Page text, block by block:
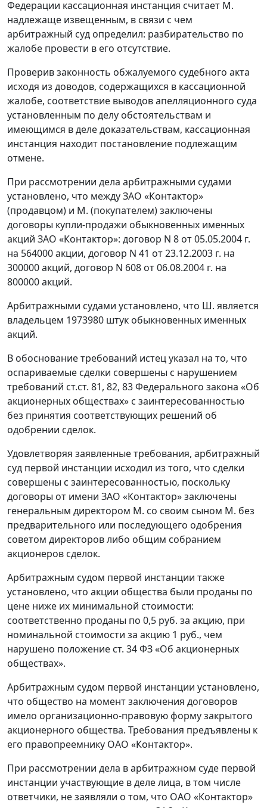
Федерации кассационная инстанция считает М.
надлежаще извещенным, в связи с чем
арбитражный суд определил: разбирательство по
жалобе провести в его отсутствие.
Проверив законность обжалуемого судебного акта
исходя из доводов, содержащихся в кассационной
жалобе, соответствие выводов апелляционного суда
установленным по делу обстоятельствам и
имеющимся в деле доказательствам, кассационная
инстанция находит постановление подлежащим
отмене.
При рассмотрении дела арбитражными судами
установлено, что между ЗАО «Контактор»
(продавцом) и М. (покупателем) заключены
договоры купли-продажи обыкновенных именных
акций ЗАО «Контактор»: договор N 8 от 05.05.2004 г.
на 564000 акции, договор N 41 от 23.12.2003 г. на
300000 акций, договор N 608 от 06.08.2004 г. на
800000 акций.
Арбитражными судами установлено, что Ш. является
владельцем 1973980 штук обыкновенных именных
акций.
В обоснование требований истец указал на то, что
оспариваемые сделки совершены с нарушением
требований ст.ст. 81, 82, 83 Федерального закона «Об
акционерных обществах» с заинтересованностью
без принятия соответствующих решений об
одобрении сделок.
Удовлетворяя заявленные требования, арбитражный
суд первой инстанции исходил из того, что сделки
совершены с заинтересованностью, поскольку
договоры от имени ЗАО «Контактор» заключены
генеральным директором М. со своим сыном М. без
предварительного или последующего одобрения
советом директоров либо общим собранием
акционеров сделок.
Арбитражным судом первой инстанции также
установлено, что акции общества были проданы по
цене ниже их минимальной стоимости:
соответственно проданы по 0,5 руб. за акцию, при
номинальной стоимости за акцию 1 руб., чем
нарушено положение ст. 34 ФЗ «Об акционерных
обществах».
Арбитражным судом первой инстанции установлено,
что общество на момент заключения договоров
имело организационно-правовую форму закрытого
акционерного общества. Требования предъявлены к
его правопреемнику ОАО «Контактор».
При рассмотрении дела в арбитражном суде первой
инстанции участвующие в деле лица, в том числе
ответчики, не заявляли о том, что ОАО «Контактор»